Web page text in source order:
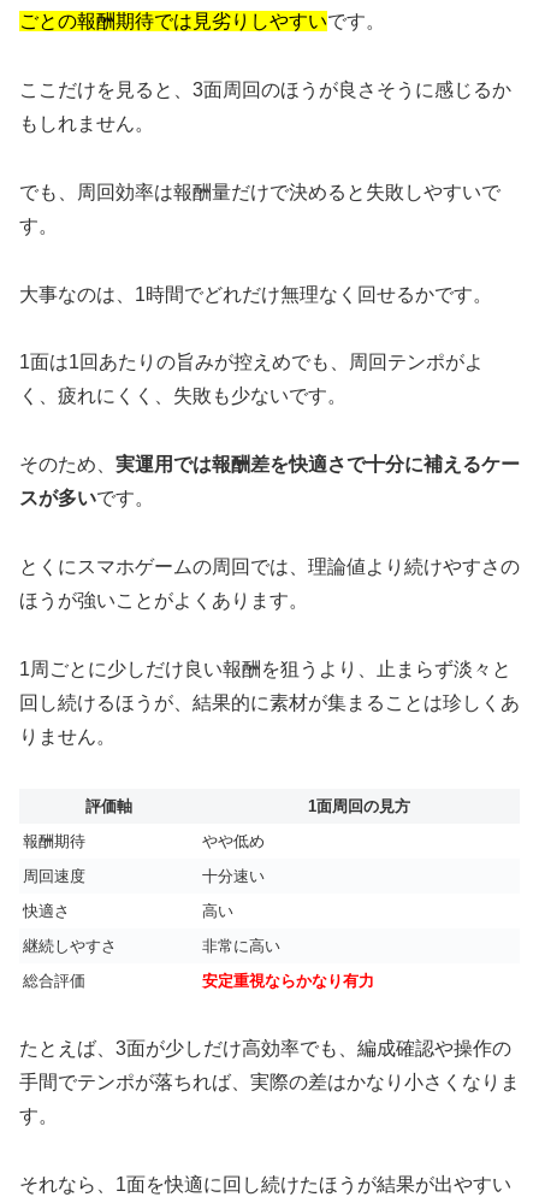
ごとの報酬期待では見劣りしやすいです。
ここだけを見ると、3面周回のほうが良さそうに感じるか
もしれません。
でも、周回効率は報酬量だけで決めると失敗しやすいで
す。
大事なのは、1時間でどれだけ無理なく回せるかです。
1面は1回あたりの旨みが控えめでも、周回テンポがよ
く、疲れにくく、失敗も少ないです。
そのため、 実運用では報酬差を快適さで十分に補えるケー
スが多いです。
とくにスマホゲームの周回では、理論値より続けやすさの
ほうが強いことがよくあります。
1周ごとに少しだけ良い報酬を狙うより、止まらず淡々と
回し続けるほうが、結果的に素材が集まることは珍しくあ
りません。
評価軸
1面周回の見方
報酬期待
やや低め
周回速度
十分速い
快適さ
高い
継続しやすさ
非常に高い
総合評価
安定重視ならかなり有力
たとえば、3面が少しだけ高効率でも、編成確認や操作の
手間でテンポが落ちれば、実際の差はかなり小さくなりま
す。
それなら、1面を快適に回し続けたほうが結果が出やすい